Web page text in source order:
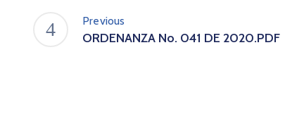
Previous
ORDENANZA No. 041 DE 2020.PDF